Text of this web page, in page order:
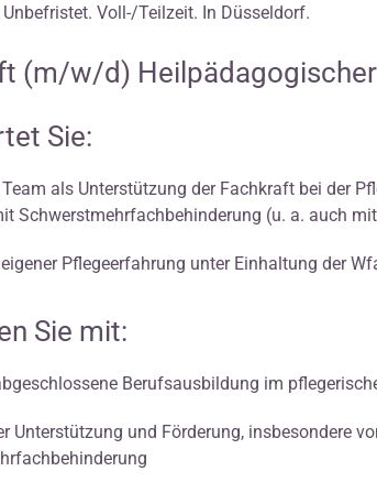
Voll-/Teilzeit. In Düsseldorf.
(m/w/d)
Sie:
als Unterstützung der Fachkraft bei der
Schwerstmehrfachbehinderung (u. a. auch
Pflegeerfahrung unter Einhaltung der
Sie mit:
Berufsausbildung im
Unterstützung und Förderung, insbesondere